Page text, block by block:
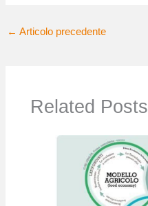
← Articolo precedente
Related Posts